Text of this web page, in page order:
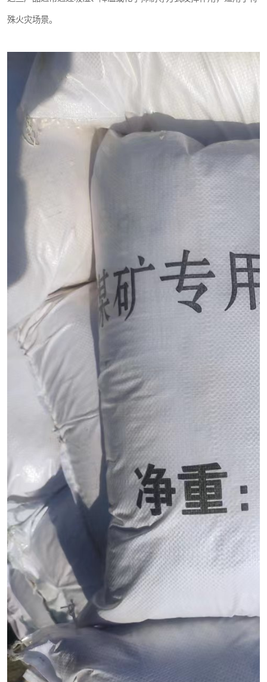
殊火灾场景。